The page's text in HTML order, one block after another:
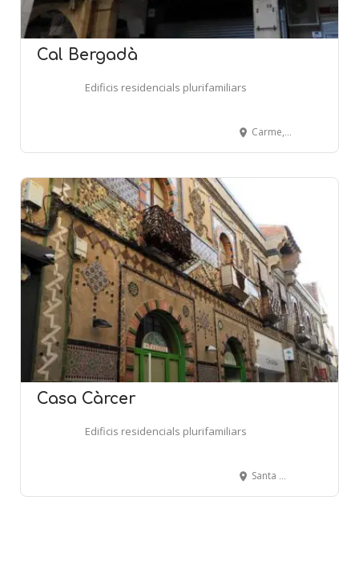
Cal Bergadà
Edificis residencials plurifamiliars
Carme, 6 - TÀRREGA
Casa Càrcer
Edificis residencials plurifamiliars
Santa Anna, 10-14 - TÀRREGA